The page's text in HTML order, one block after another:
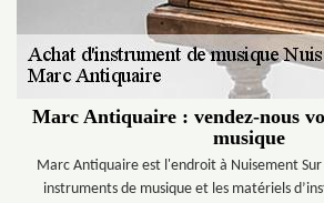
Marc Antiquaire : vendez-nous
musique
Marc Antiquaire est l'endroit à Nuisement Sur
instruments de musique et les matériels